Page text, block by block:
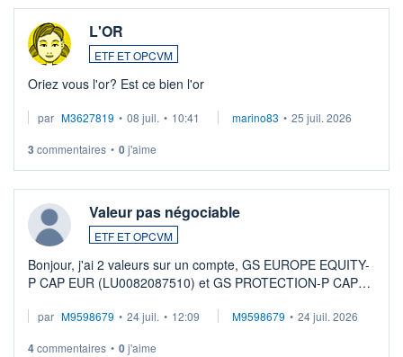
L'OR
ETF ET OPCVM
Oriez vous l'or? Est ce bien l'or
par M3627819 • 08 juil. • 10:41 marino83 • 25 juil. 2026
3 commentaires • 0j'aime
Valeur pas négociable
ETF ET OPCVM
Bonjour, j'ai 2 valeurs sur un compte, GS EUROPE EQUITY-
P CAP EUR (LU0082087510) et GS PROTECTION-P CAP
veux procéder à la vente, on me signale ...
par M9598679 • 24 juil. • 12:09 M9598679 • 24 juil. 2026
4commentaires • 0j'aime